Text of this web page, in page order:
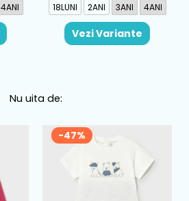
4ANI
18LUNI
2ANI 3ANI 4ANI
Vezi Variante
Nu uita de:
-47%